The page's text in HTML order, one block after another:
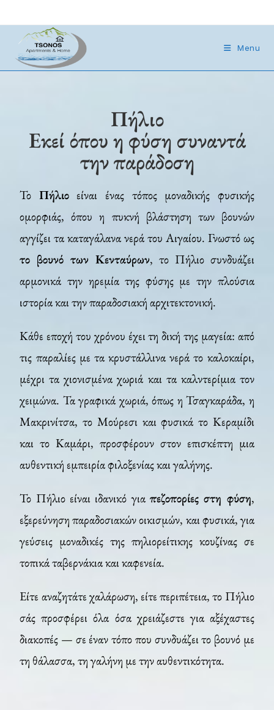
Menu
Πήλιο
Εκεί όπου η φύση συναντά
την παράδοση
Το Πήλιοείναι ένας τόπος μοναδικής φυσικής
ομορφιάς, όπου η πυκνή βλάστηση των βουνών
αγγίζει τα καταγάλανα νερά του Αιγαίου. Γνωστό ως
το βουνό των Κενταύρων, το Πήλιο συνδυάζει
αρμονικά την ηρεμία της φύσης με την πλούσια
ιστορία και την παραδοσιακή αρχιτεκτονική.
Κάθε εποχή του χρόνου έχει τη δική της μαγεία: από
τις παραλίες με τα κρυστάλλινα νερά το καλοκαίρι,
μέχρι τα χιονισμένα χωριά και τα καλντερίμια τον
χειμώνα. Τα γραφικά χωριά, όπως η Τσαγκαράδα, η
Μακρινίτσα, το Μούρεσι και φυσικά το Κεραμίδι
και το Καμάρι, προσφέρουν στον επισκέπτη μια
αυθεντική εμπειρία φιλοξενίας και γαλήνης.
Το Πήλιο είναι ιδανικό για πεζοπορίες στη φύση,
εξερεύνηση παραδοσιακών οικισμών, και φυσικά, για
γεύσεις μοναδικές της πηλιορείτικης κουζίνας σε
τοπικά ταβερνάκια και καφενεία.
Είτε αναζητάτε χαλάρωση, είτε περιπέτεια, το Πήλιο
σάς προσφέρει όλα όσα χρειάζεστε για αξέχαστες
διακοπές — σε έναν τόπο που συνδυάζει το βουνό με
τη θάλασσα, τη γαλήνη με την αυθεντικότητα.